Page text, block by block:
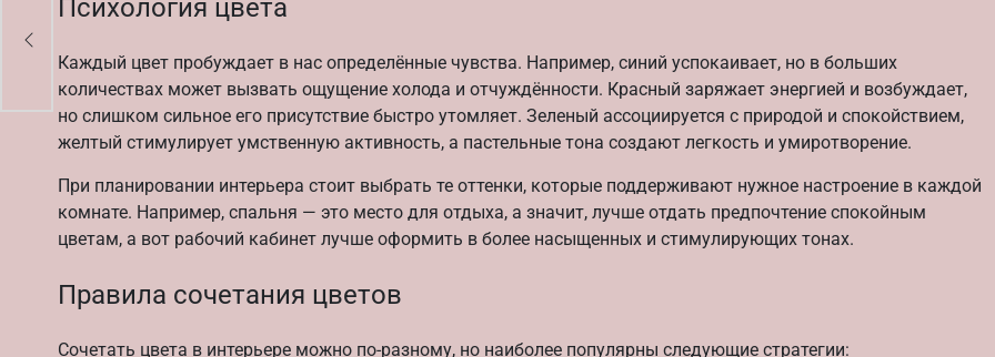
Психология цвета
Каждый цвет пробуждает в нас определённые чувства. Например, синий успокаивает, но в больших
количествах может вызвать ощущение холода и отчуждённости. Красный заряжает энергией и возбуждает,
но слишком сильное его присутствие быстро утомляет. Зеленый ассоциируется с природой и спокойствием,
желтый стимулирует умственную активность, а пастельные тона создают легкость и умиротворение.
При планировании интерьера стоит выбрать те оттенки, которые поддерживают нужное настроение в каждой
комнате. Например, спальня — это место для отдыха, а значит, лучше отдать предпочтение спокойным
цветам, а вот рабочий кабинет лучше оформить в более насыщенных и стимулирующих тонах.
Правила сочетания цветов
Сочетать цвета в интерьере можно по-разному, но наиболее популярны следующие стратегии: